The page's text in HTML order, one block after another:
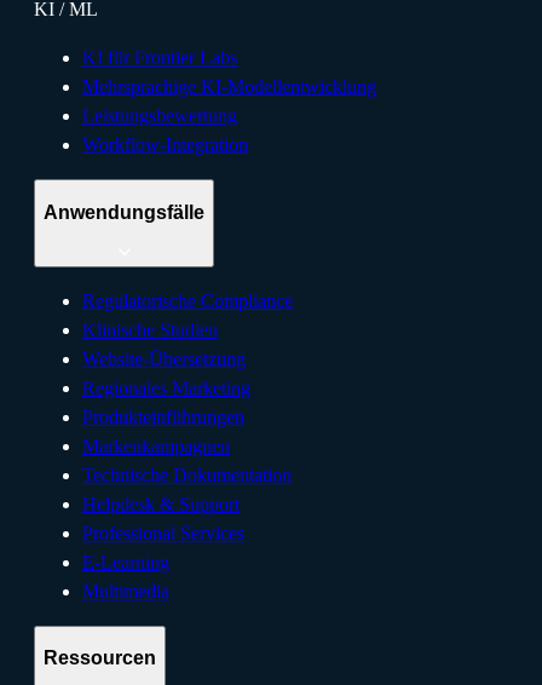
KI / ML
KI für Frontier Labs
Mehrsprachige KI-Modellentwicklung
Leistungsbewertung
Workflow-Integration
Anwendungsfälle
Regulatorische Compliance
Klinische Studien
Website-Übersetzung
Regionales Marketing
Produkteinführungen
Markenkampagnen
Technische Dokumentation
Helpdesk & Support
Professional Services
E-Learning
Multimedia
Ressourcen